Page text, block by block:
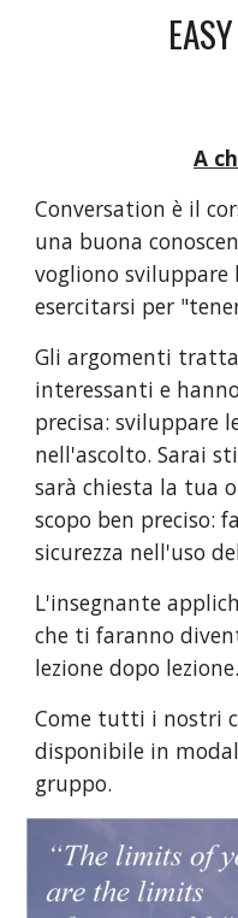
A
Conversation è il
una buona
vogliono sviluppare
esercitarsi per
Gli argomenti
interessanti e
precisa: sviluppare
nell'ascolto. Sarai
sarà chiesta la tua
scopo ben preciso:
sicurezza nell'uso
L'insegnante
che ti faranno
lezione dopo lezione.
Come tutti i nostri
disponibile in
gruppo.